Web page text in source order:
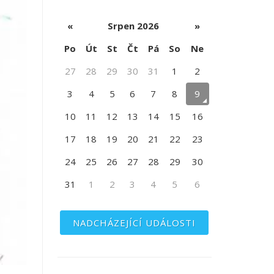
« Srpen 2026
»
Po
Út St Čt Pá So
Ne
27
28 29 30 31 1
2
3
4 5 6 7 8
9
10
11 12 13 14 15
16
17
18 19 20 21 22
23
24
25 26 27 28 29
30
31
1 2 3 4 5 6
NADCHÁZEJÍCÍ UDÁLOSTI